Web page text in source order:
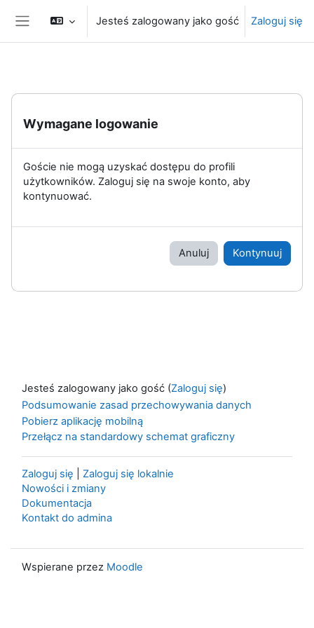
Przejdź do głównej zawartości
Panel boczny
Jesteś zalogowany jako gość Zaloguj się
Wymagane logowanie
Goście nie mogą uzyskać dostępu do profili
użytkowników. Zaloguj się na swoje konto, aby
kontynuować.
Anuluj Kontynuuj
Jesteś zalogowany jako gość (Zaloguj się)
Podsumowanie zasad przechowywania danych
Pobierz aplikację mobilną
Przełącz na standardowy schemat graficzny
Zaloguj się
Zaloguj się lokalnie
Nowości i zmiany
Dokumentacja
Kontakt do admina
Wspierane przez Moodle